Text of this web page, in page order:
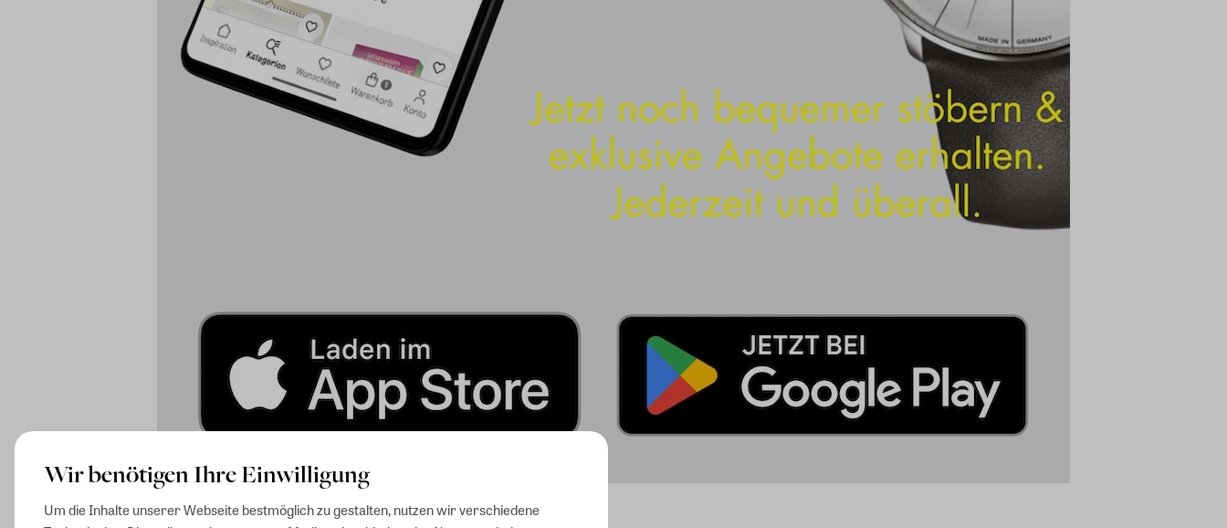
Wir benötigen Ihre Einwilligung
Um die Inhalte unserer Webseite bestmöglich zu gestalten, nutzen wir verschiedene